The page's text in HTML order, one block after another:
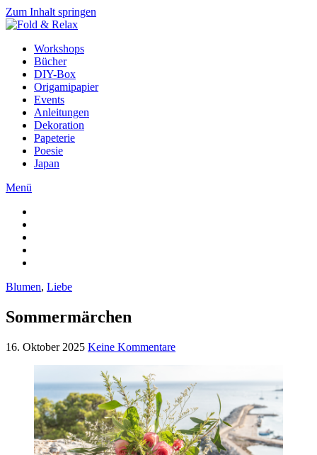
Zum Inhalt springen
Workshops
Bücher
DIY-Box
Origamipapier
Events
Anleitungen
Dekoration
Papeterie
Poesie
Japan
Menü
Blumen, Liebe
Sommermärchen
16. Oktober 2025 Keine Kommentare